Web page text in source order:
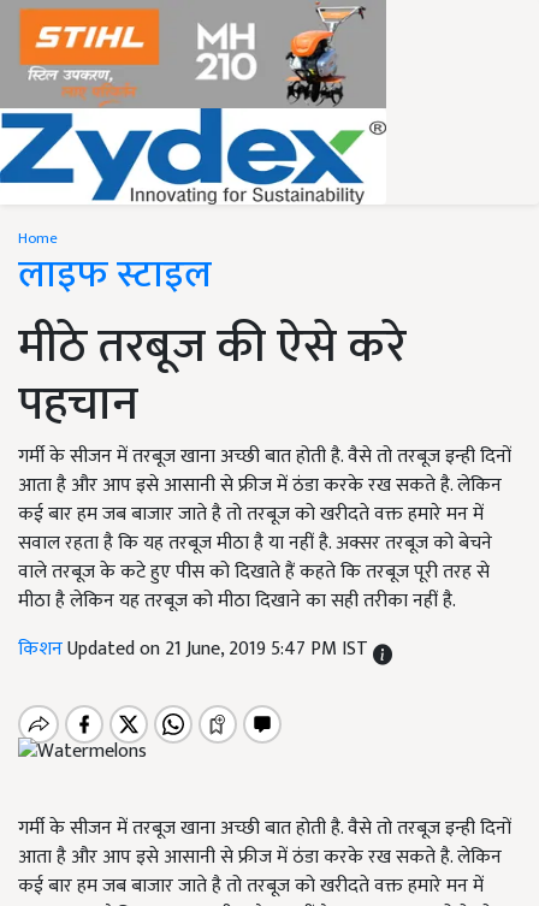
Home
लाइफ स्टाइल
मीठे तरबूज की ऐसे करे
पहचान
गर्मी के सीजन में तरबूज खाना अच्छी बात होती है. वैसे तो तरबूज इन्ही दिनों
आता है और आप इसे आसानी से फ्रीज में ठंडा करके रख सकते है. लेकिन
कई बार हम जब बाजार जाते है तो तरबूज को खरीदते वक्त हमारे मन में
सवाल रहता है कि यह तरबूज मीठा है या नहीं है. अक्सर तरबूज को बेचने
वाले तरबूज के कटे हुए पीस को दिखाते हैं कहते कि तरबूज पूरी तरह से
मीठा है लेकिन यह तरबूज को मीठा दिखाने का सही तरीका नहीं है.
किशनUpdated on 21 June, 2019 5:47 PM IST
गर्मी के सीजन में तरबूज खाना अच्छी बात होती है. वैसे तो तरबूज इन्ही दिनों
आता है और आप इसे आसानी से फ्रीज में ठंडा करके रख सकते है. लेकिन
कई बार हम जब बाजार जाते है तो तरबूज को खरीदते वक्त हमारे मन में